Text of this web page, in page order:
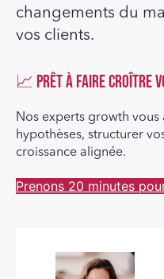
changements du
vos clients.
📈 Prêt à faire croître
Nos experts growth
hypothèses, structurer
croissance alignée.
Prenons 20 minutes